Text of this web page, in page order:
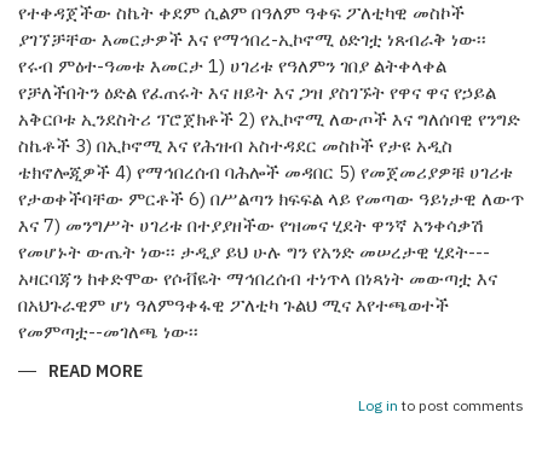
የተቀዳጀችው ስኬት ቀደም ሲልም በዓለም ዓቀፍ ፖለቲካዊ መስኮች
ያገኘቻቸው እመርታዎች እና የማኅበረ-ኢኮኖሚ ዕድገቷ ነጸብራቅ ነው፡፡
የሩብ ምዕተ-ዓመቱ እመርታ 1) ሀገሪቱ የዓለምን ገበያ ልትቀላቀል
የቻለችበትን ዕድል የፈጠሩት እና ዘይት እና ጋዝ ያስገኙት የዋና ዋና የኃይል
አቅርቦቱ ኢንደስትሪ ፕሮጀክቶች 2) የኢኮኖሚ ለውጦች እና ግለሰባዊ የንግድ
ስኬቶች 3) በኢኮኖሚ እና የሕዝብ አስተዳደር መስኮች የታዩ አዲስ
ቴክኖሎጂዎች 4) የማኅበረሰብ ባሕሎች መዳበር 5) የመጀመሪያዎቹ ሀገሪቱ
የታወቀችባቸው ምርቶች 6) በሥልጣን ክፍፍል ላይ የመጣው ዓይነታዊ ለውጥ
እና 7) መንግሥት ሀገሪቱ በተያያዘችው የዝመና ሂደት ዋንኛ አንቀሳቃሽ
የመሆኑት ውጤት ነው፡፡ ታዲያ ይህ ሁሉ ግን የአንድ መሠረታዊ ሂደት---
አዛርባጃን ከቀድሞው የሶቭዬት ማኅበረሰብ ተነጥላ በነጻነት መውጣቷ እና
በአህጉራዊም ሆነ ዓለምዓቀፋዊ ፖለቲካ ጉልህ ሚና እየተጫወተች
የመምጣቷ--መገለጫ ነው፡፡
READ MORE
Log in to post comments